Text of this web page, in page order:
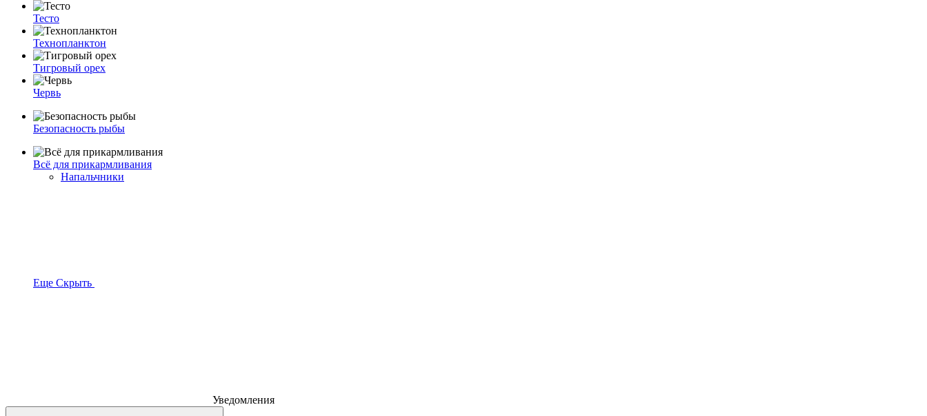
Тесто
Технопланктон
Тигровый орех
Червь
Безопасность рыбы
Всё для прикармливания
Напальчники
Еще Скрыть
Уведомления